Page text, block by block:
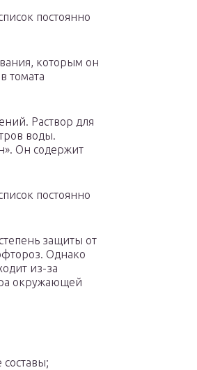
постоянно
которым он
томата
Раствор для
воды.
Он содержит
постоянно
защиты от
Однако
из-за
окружающей